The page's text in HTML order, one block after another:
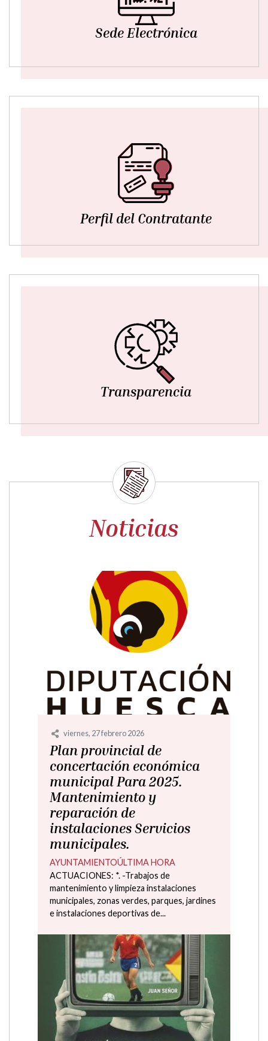
Sede Electrónica
Perfil del Contratante
Transparencia
Noticias
lunes, 17 noviembre 2025
Plan de Concertación
Económica Municipal 2025
Plan provincial de concertación económica
municipal para 2025. Suministros
energéticos y mantenimiento correctivo
2025 Actuación: gastos relativos...
Publicador RSS